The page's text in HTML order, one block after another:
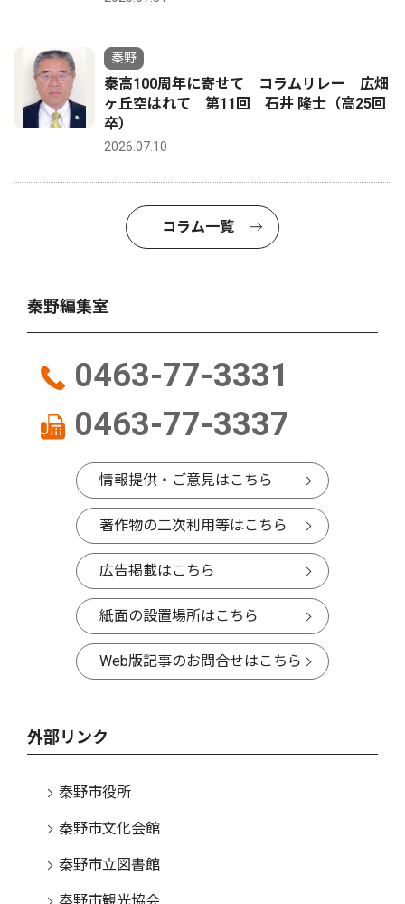
秦野
秦高100周年に寄せて コラムリレー 広畑
ヶ丘空はれて 第11回 石井 隆士（高25回
卒）
2026.07.10
コラム一覧
秦野編集室
0463-77-3331
0463-77-3337
情報提供・ご意見はこちら
著作物の二次利用等はこちら
広告掲載はこちら
紙面の設置場所はこちら
Web版記事のお問合せはこちら
外部リンク
秦野市役所
秦野市文化会館
秦野市立図書館